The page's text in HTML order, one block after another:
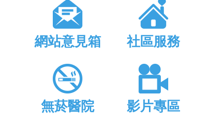
網站意見箱 社區服務
無菸醫院 影片專區